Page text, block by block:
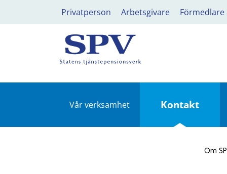
Privatperson Arbetsgivare Förmedlare
Vår verksamhet Kontakt
Om